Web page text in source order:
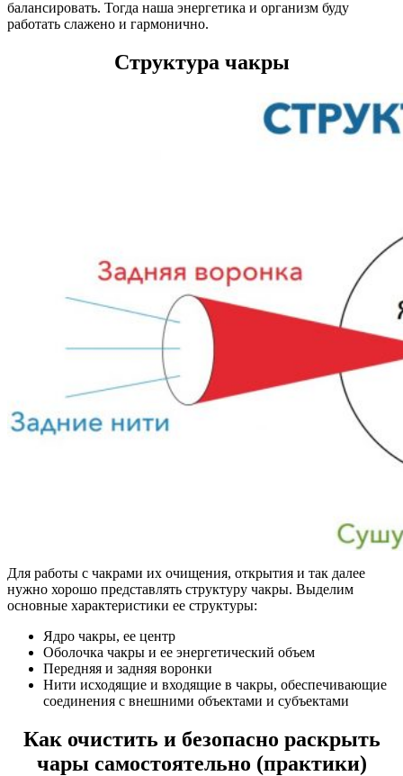
балансировать. Тогда наша энергетика и организм буду
работать слажено и гармонично.
Структура чакры
Для работы с чакрами их очищения, открытия и так далее
нужно хорошо представлять структуру чакры. Выделим
основные характеристики ее структуры:
Ядро чакры, ее центр
Оболочка чакры и ее энергетический объем
Передняя и задняя воронки
Нити исходящие и входящие в чакры, обеспечивающие
соединения с внешними объектами и субъектами
Как очистить и безопасно раскрыть
чары самостоятельно (практики)